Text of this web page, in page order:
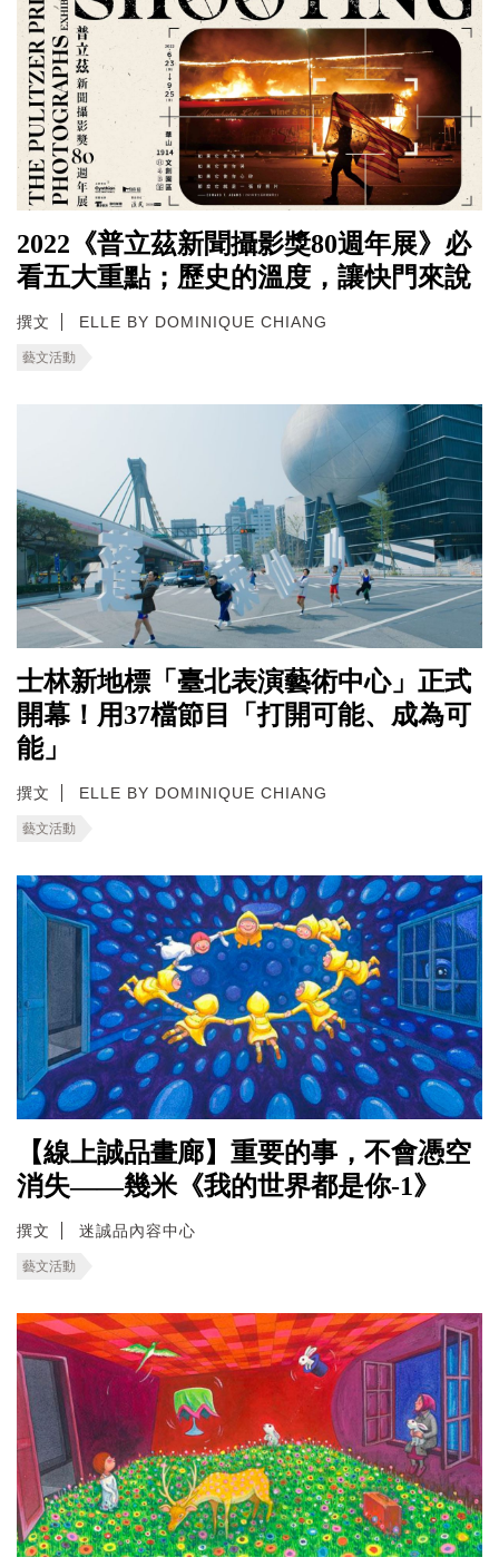
2022《普立茲新聞攝影獎80週年展》必
看五大重點；歷史的溫度，讓快門來說
撰文 ELLE BY DOMINIQUE CHIANG
藝文活動
士林新地標「臺北表演藝術中心」正式
開幕！用37檔節目「打開可能、成為可
能」
撰文 ELLE BY DOMINIQUE CHIANG
藝文活動
【線上誠品畫廊】重要的事，不會憑空
消失——幾米《我的世界都是你-1》
撰文 迷誠品內容中心
藝文活動